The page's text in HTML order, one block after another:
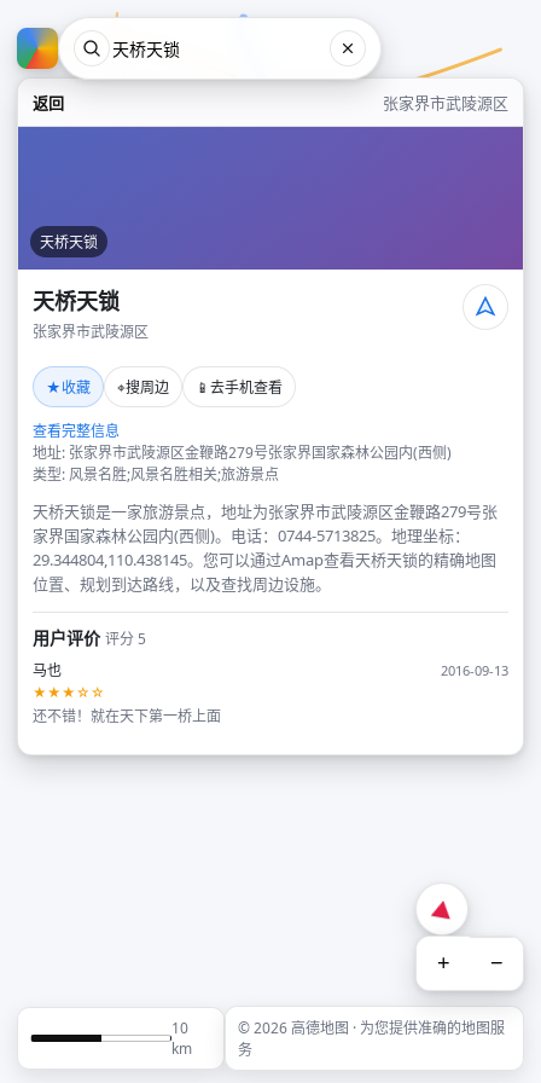
返回 张家界市武陵源区
天桥天锁
天桥天锁
张家界市武陵源区
★收藏 ⌖搜周边 📱 去手机查看
查看完整信息
地址: 张家界市武陵源区金鞭路279号张家界国家森林公园内(西侧)
类型: 风景名胜;风景名胜相关;旅游景点
天桥天锁是一家旅游景点，地址为张家界市武陵源区金鞭路279号张
家界国家森林公园内(西侧)。电话：0744-5713825。地理坐标：
29.344804,110.438145。您可以通过Amap查看天桥天锁的精确地图
位置、规划到达路线，以及查找周边设施。
用户评价评分 5
马也
2016-09-13
★★★☆☆
还不错！就在天下第一桥上面
+ −
10
km
© 2026 高德地图 · 为您提供准确的地图服
务